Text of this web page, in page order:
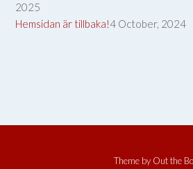
2025
Hemsidan är tillbaka!4 October, 2024
Theme by Out the